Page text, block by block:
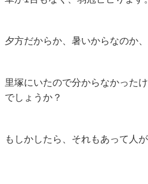
夕方だからか、暑いからなのか
里塚にいたので分からなかった
でしょうか？
もしかしたら、それもあって人